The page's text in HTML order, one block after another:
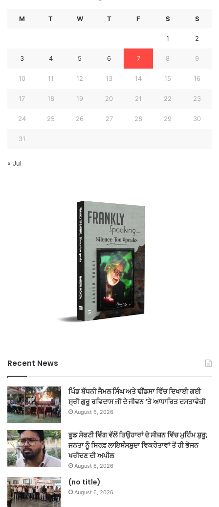
M T W T F S S
1 2
3 4 5 6 7 8 9
10 11 12 13 14 15 16
17 18 19 20 21 22 23
24 25 26 27 28 29 30
31
« Jul
Recent News
ਪਿੰਡ ਬੱਧਨੀ ਜੈਮਲ ਸਿੰਘ ਅਤੇ ਢੀਂਡਸਾ ਵਿੱਚ ਦਿਖਾਈ ਗਈ
ਸ੍ਰੀ ਗੁਰੂ ਰਵਿਦਾਸ ਜੀ ਦੇ ਜੀਵਨ ‘ਤੇ ਆਧਾਰਿਤ ਦਸਤਾਵੇਜ਼ੀ
August 6, 2026
ਫੂਡ ਸੇਫਟੀ ਵਿੰਗ ਵੱਲੋਂ ਤਿਉਹਾਰਾਂ ਦੇ ਸੀਜ਼ਨ ਵਿੱਚ ਮੁਹਿੰਮ ਸ਼ੁਰੂ;
ਜਨਤਾ ਨੂੰ ਸਿਰਫ਼ ਲਾਇਸੰਸਸ਼ੁਦਾ ਵਿਕਰੇਤਾਵਾਂ ਤੋਂ ਹੀ ਭੋਜਨ
ਖਰੀਦਣ ਦੀ ਅਪੀਲ
August 6, 2026
(no title)
August 6, 2026